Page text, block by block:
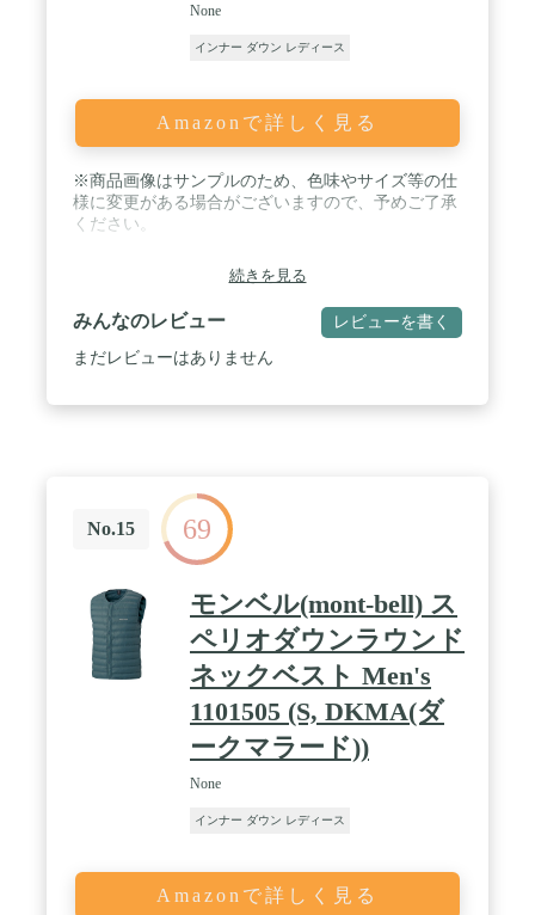
None
インナー ダウン レディース
Amazonで詳しく見る
※商品画像はサンプルのため、色味やサイズ等の仕
様に変更がある場合がございますので、予めご了承
ください。
続きを見る
みんなのレビュー レビューを書く
まだレビューはありません
No.15 69
モンベル(mont-bell) ス
ペリオダウンラウンド
ネックベスト Men's
1101505 (S, DKMA(ダ
ークマラード))
None
インナー ダウン レディース
Amazonで詳しく見る